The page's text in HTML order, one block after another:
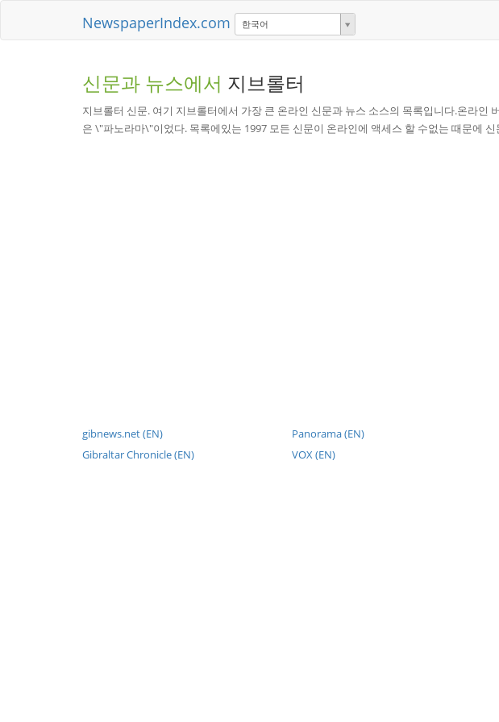
NewspaperIndex.com 한국어
신문과 뉴스에서 지브롤터
지브롤터 신문. 여기 지브롤터에서 가장 큰 온라인 신문과 뉴스 소스의 목록입니다.온라인
은 \"파노라마\"이었다. 목록에있는 1997 모든 신문이 온라인에 액세스 할 수없는 때문에
gibnews.net (EN)
Gibraltar Chronicle (EN)
Panorama (EN)
VOX (EN)